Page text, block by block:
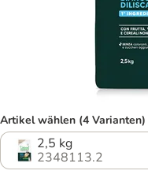
Artikel wählen (4 Varianten)
2,5 kg
2348113.2